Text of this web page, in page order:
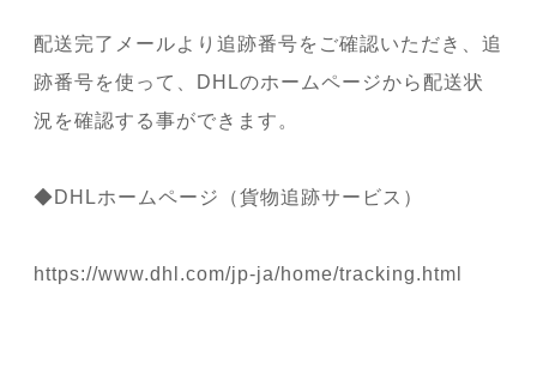
配送完了メールより追跡番号をご確認いただき、追
跡番号を使って、DHLのホームページから配送状
況を確認する事ができます。
◆DHLホームページ（貨物追跡サービス）
https://www.dhl.com/jp-ja/home/tracking.html